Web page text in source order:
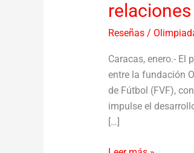
relaciones
Reseñas/
Caracas, enero.- El
entre la fundación
de Fútbol (FVF),
impulse el
[…]